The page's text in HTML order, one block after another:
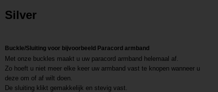
Silver
Buckle/Sluiting voor bijvoorbeeld Paracord armband
Met onze buckles maakt u uw paracord armband helemaal af.
Zo hoeft u niet meer elke keer uw armband vast te knopen wanneer u
deze om of af wilt doen.
De sluiting klikt gemakkelijk en stevig vast.